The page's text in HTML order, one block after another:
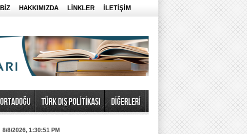
HAKKIMIZDA LİNKLER İLETİŞİM
ORTADOĞU TÜRK DIŞ POLİTİKASI DİĞERLERİ
8/8/2026, 1:30:51 PM